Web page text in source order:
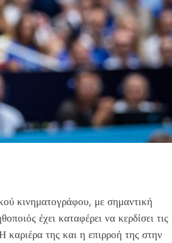
κινηματογράφου, με σημαντική
έχει καταφέρει να κερδίσει τις
καριέρα της και η επιρροή της στην